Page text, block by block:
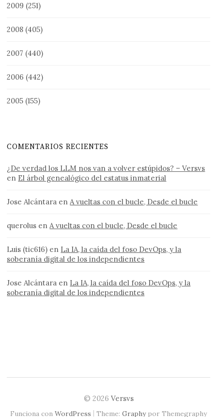
2009 (251)
2008 (405)
2007 (440)
2006 (442)
2005 (155)
COMENTARIOS RECIENTES
¿De verdad los LLM nos van a volver estúpidos? – Versvs
en El árbol genealógico del estatus inmaterial
Jose Alcántara enA vueltas con el bucle, Desde el bucle
querolus enA vueltas con el bucle, Desde el bucle
Luis (tic616) en La IA, la caída del foso DevOps, y la
soberanía digital de los independientes
Jose Alcántara en La IA, la caída del foso DevOps, y la
soberanía digital de los independientes
© 2026 Versvs
Funciona con WordPress | Theme: Graphypor Themegraphy